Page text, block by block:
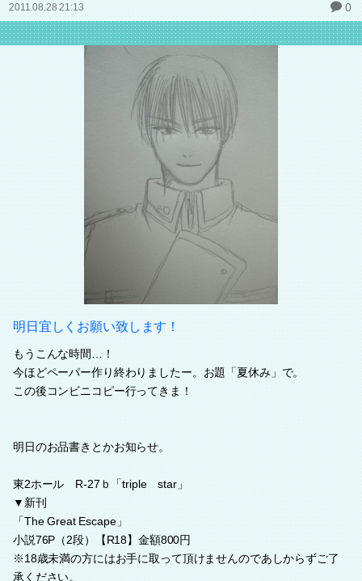
2011.08.28 21:13 0
明日宜しくお願い致します！
もうこんな時間…！
今ほどペーパー作り終わりましたー。お題「夏休み」で。
この後コンビニコピー行ってきま！
明日のお品書きとかお知らせ。
東2ホール R-27ｂ「triple star」
▼新刊
「The Great Escape」
小説76P（2段）【R18】金額800円
※18歳未満の方にはお手に取って頂けませんのであしからずご了
承ください。